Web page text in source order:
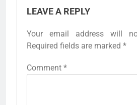
LEAVE A REPLY
Your email address will
Required fields are marked *
Comment *